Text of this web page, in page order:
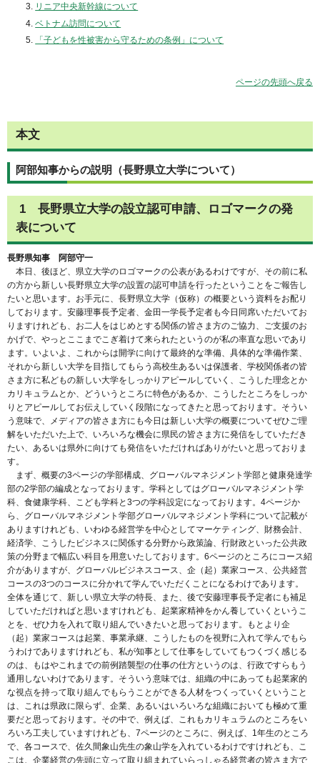
リニア中央新幹線について
ベトナム訪問について
「子どもを性被害から守るための条例」について
ページの先頭へ戻る
本文
阿部知事からの説明（長野県立大学について）
1 長野県立大学の設立認可申請、ロゴマークの発
表について
長野県知事 阿部守一
本日、後ほど、県立大学のロゴマークの公表があるわけですが、その前に私
の方から新しい長野県立大学の設置の認可申請を行ったということをご報告し
たいと思います。お手元に、長野県立大学（仮称）の概要という資料をお配り
しております。安藤理事長予定者、金田一学長予定者も今日同席いただいてお
りますけれども、お二人をはじめとする関係の皆さま方のご協力、ご支援のお
かげで、やっとここまでこぎ着けて来られたというのが私の率直な思いであり
ます。いよいよ、これからは開学に向けて最終的な準備、具体的な準備作業、
それから新しい大学を目指してもらう高校生あるいは保護者、学校関係者の皆
さま方に私どもの新しい大学をしっかりアピールしていく、こうした理念とか
カリキュラムとか、どういうところに特色があるか、こうしたところをしっか
りとアピールしてお伝えしていく段階になってきたと思っております。そうい
う意味で、メディアの皆さま方にも今日は新しい大学の概要についてぜひご理
解をいただいた上で、いろいろな機会に県民の皆さま方に発信をしていただき
たい、あるいは県外に向けても発信をいただければありがたいと思っておりま
す。
まず、概要の3ページの学部構成、グローバルマネジメント学部と健康発達学
部の2学部の編成となっております。学科としてはグローバルマネジメント学
科、食健康学科、こども学科と3つの学科設定になっております。4ページか
ら、グローバルマネジメント学部グローバルマネジメント学科について記載が
ありますけれども、いわゆる経営学を中心としてマーケティング、財務会計、
経済学、こうしたビジネスに関係する分野から政策論、行財政といった公共政
策の分野まで幅広い科目を用意いたしております。6ページのところにコース紹
介がありますが、グローバルビジネスコース、企（起）業家コース、公共経営
コースの3つのコースに分かれて学んでいただくことになるわけであります。
全体を通じて、新しい県立大学の特長、また、後で安藤理事長予定者にも補足
していただければと思いますけれども、起業家精神をかん養していくというこ
とを、ぜひ力を入れて取り組んでいきたいと思っております。もとより企
（起）業家コースは起業、事業承継、こうしたものを視野に入れて学んでもら
うわけでありますけれども、私が知事として仕事をしていてもつくづく感じる
のは、もはやこれまでの前例踏襲型の仕事の仕方というのは、行政ですらもう
通用しないわけであります。そういう意味では、組織の中にあっても起業家的
な視点を持って取り組んでもらうことができる人材をつくっていくということ
は、これは県政に限らず、企業、あるいはいろいろな組織においても極めて重
要だと思っております。その中で、例えば、これもカリキュラムのところをい
ろいろ工夫していますけれども、7ページのところに、例えば、1年生のところ
で、各コースで、佐久間象山先生の象山学を入れているわけですけれども、こ
こは、企業経営の先頭に立って取り組まれていらっしゃる経営者の皆さま方で